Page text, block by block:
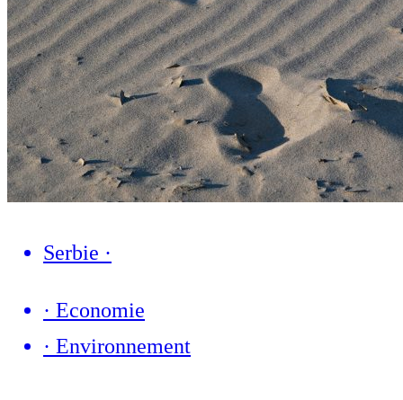
Serbie ·
· Economie
· Environnement